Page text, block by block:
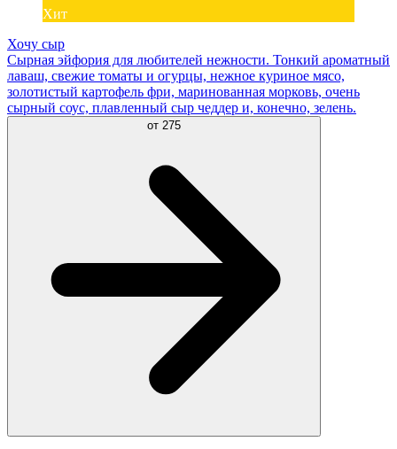
Хит
Хочу сыр
Сырная эйфория для любителей нежности. Тонкий ароматный
лаваш, свежие томаты и огурцы, нежное куриное мясо,
золотистый картофель фри, маринованная морковь, очень
сырный соус, плавленный сыр чеддер и, конечно, зелень.
от 275